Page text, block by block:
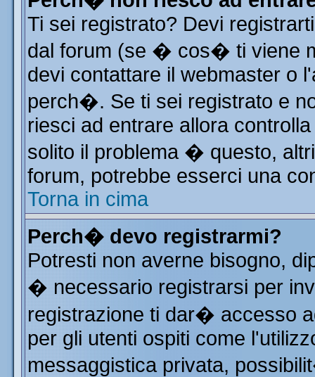
Ti sei registrato? Devi
dal forum (se � cos� ti viene
devi contattare il webmaster o
perch�. Se ti sei registrato e
riesci ad entrare allora
solito il problema � questo,
forum, potrebbe esserci una
Torna in cima
Perch� devo registrarmi?
Potresti non averne bisogno,
� necessario registrarsi per
registrazione ti dar� accesso
per gli utenti ospiti come
messaggistica privata,